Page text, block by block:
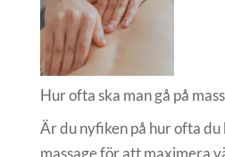
Hur ofta ska man gå på
Är du nyfiken på hur ofta du
massage för att maximera